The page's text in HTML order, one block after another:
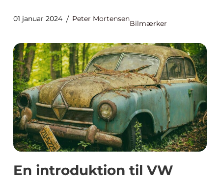
01 januar 2024 Peter Mortensen
Bilmærker
En introduktion til VW